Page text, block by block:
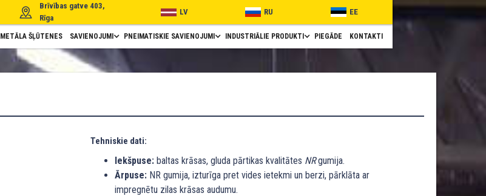
Brīvības gatve 403,
Rīga
LV RU EE
METĀLA ŠĻŪTENES SAVIENOJUMI PNEIMATISKIE SAVIENOJUMI INDUSTRIĀLIE PRODUKTI PIEGĀDE KONTAKTI
Tehniskie dati:
Iekšpuse: baltas krāsas, gluda pārtikas kvalitātes NRgumija.
Ārpuse: NR gumija, izturīga pret vides ietekmi un berzi, pārklāta ar
impregnētu zilas krāsas audumu.